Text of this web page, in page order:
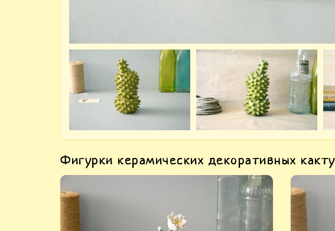
Фигурки керамических декоративных
Керамический кактус Оттo — купить
статуэтку кактус. Авторский декор -
керамика для дома, ручная лепка.
кактус